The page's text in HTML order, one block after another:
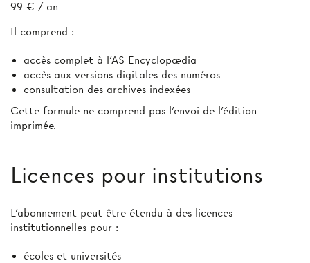
99 € / an
Il comprend :
accès complet à l’AS Encyclopædia
accès aux versions digitales des numéros
consultation des archives indexées
Cette formule ne comprend pas l’envoi de l'édition
imprimée.
Licences pour institutions
L’abonnement peut être étendu à des licences
institutionnelles pour :
écoles et universités